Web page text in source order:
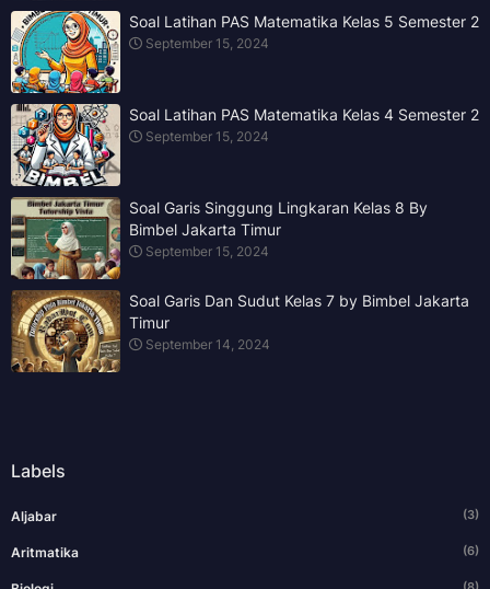
September 15, 2024
September 14, 2024
Aljabar
Aritmatika (6)
Biologi (8)